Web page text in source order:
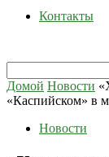
Контакты
Домой Новости
«Каспийском» в
Новости